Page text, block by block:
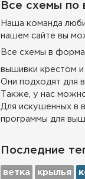
Все схемы по
Наша команда
нашем сайте вы
Все схемы в
вышивки крестом и
Они подходят для
Также, у нас
Для искушенных в
программы для
Последние
ветка крылья